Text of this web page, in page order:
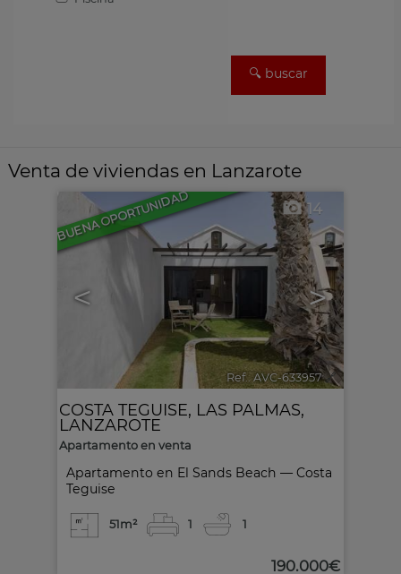
Venta de viviendas en Lanzarote
BUENA OPORTUNIDAD
< >
14
Ref.. AVC-633957 🔗
Apartamento en El Sands Beach — Costa
Teguise
COSTA TEGUISE, LAS PALMAS,
LANZAROTE
Apartamento en venta
51m² 1 1
190.000€